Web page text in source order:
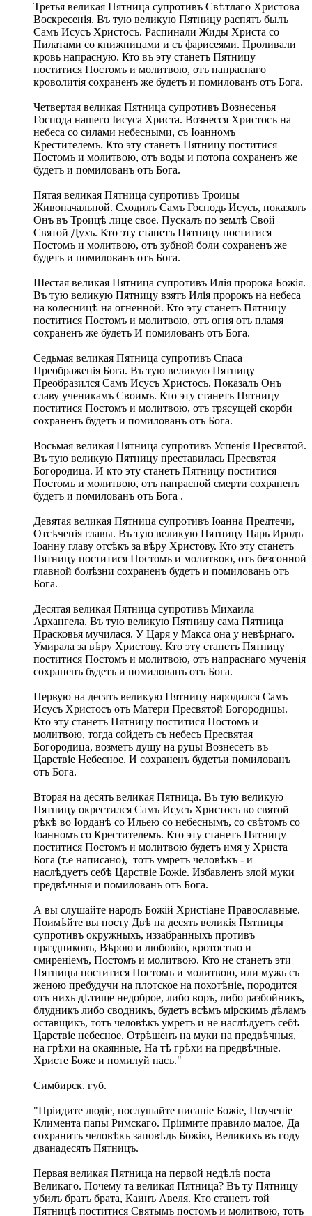
Третья великая Пятница супротивъ Свѣтлаго Христова
Воскресенія. Въ тую великую Пятницу распятъ былъ
Самъ Исусъ Христосъ. Распинали Жиды Христа со
Пилатами со книжницами и съ фарисеями. Проливали
кровь напрасную. Кто въ эту станетъ Пятницу
поститися Постомъ и молитвою, отъ напраснаго
кроволитія сохраненъ же будетъ и помилованъ отъ Бога.
Четвертая великая Пятница супротивъ Вознесенья
Господа нашего Іисуса Христа. Вознесся Христосъ на
небеса со силами небесными, съ Іоанномъ
Крестителемъ. Кто эту станетъ Пятницу поститися
Постомъ и молитвою, отъ воды и потопа сохраненъ же
будетъ и помилованъ отъ Бога.
Пятая великая Пятница супротивъ Троицы
Живоначальной. Сходилъ Самъ Господь Исусъ, показалъ
Онъ въ Троицѣ лице свое. Пускалъ по землѣ Свой
Святой Духъ. Кто эту станетъ Пятницу поститися
Постомъ и молитвою, отъ зубной боли сохраненъ же
будетъ и помилованъ отъ Бога.
Шестая великая Пятница супротивъ Илія пророка Божія.
Въ тую великую Пятницу взятъ Илія пророкъ на небеса
на колесницѣ на огненной. Кто эту станетъ Пятницу
поститися Постомъ и молитвою, отъ огня отъ пламя
сохраненъ же будетъ И помилованъ отъ Бога.
Седьмая великая Пятница супротивъ Спаса
Преображенія Бога. Въ тую великую Пятницу
Преобразился Самъ Исусъ Христосъ. Показалъ Онъ
славу ученикамъ Своимъ. Кто эту станетъ Пятницу
поститися Постомъ и молитвою, отъ трясущей скорби
сохраненъ будетъ и помилованъ отъ Бога.
Восьмая великая Пятница супротивъ Успенія Пресвятой.
Въ тую великую Пятницу преставилась Пресвятая
Богородица. И кто эту станетъ Пятницу поститися
Постомъ и молитвою, отъ напрасной смерти сохраненъ
будетъ и помилованъ отъ Бога .
Девятая великая Пятница супротивъ Іоанна Предтечи,
Отсѣченія главы. Въ тую великую Пятницу Царь Иродъ
Іоанну главу отсѣкъ за вѣру Христову. Кто эту станетъ
Пятницу поститися Постомъ и молитвою, отъ безсонной
главной болѣзни сохраненъ будетъ и помилованъ отъ
Бога.
Десятая великая Пятница супротивъ Михаила
Архангела. Въ тую великую Пятницу сама Пятница
Прасковья мучилася. У Царя у Макса она у невѣрнаго.
Умирала за вѣру Христову. Кто эту станетъ Пятницу
поститися Постомъ и молитвою, отъ напраснаго мученія
сохраненъ будетъ и помилованъ отъ Бога.
Первую на десять великую Пятницу народился Самъ
Исусъ Христосъ отъ Матери Пресвятой Богородицы.
Кто эту станетъ Пятницу поститися Постомъ и
молитвою, тогда сойдетъ съ небесъ Пресвятая
Богородица, возметъ душу на руцы Вознесетъ въ
Царствіе Небесное. И сохраненъ будетъи помилованъ
отъ Бога.
Вторая на десять великая Пятница. Въ тую великую
Пятницу окрестился Самъ Исусъ Христосъ во святой
рѣкѣ во Іорданѣ со Ильею cо небеснымъ, со свѣтомъ со
Іоанномъ со Крестителемъ. Кто эту станетъ Пятницу
поститися Постомъ и молитвою будетъ имя у Христа
Бога (т.е написано), тотъ умретъ человѣкъ - и
наслѣдуетъ себѣ Царствіе Божіе. Избавленъ злой муки
предвѣчныя и помилованъ отъ Бога.
А вы слушайте народъ Божій Христіане Православные.
Пoимѣйте вы посту Двѣ на десять великія Пятницы
супротивъ окружныхъ, иззабранныхъ противъ
праздниковъ, Вѣрою и любовію, кротостью и
смиреніемъ, Постомъ и молитвою. Кто не станетъ эти
Пятницы поститися Постомъ и молитвою, или мужь съ
женою пребудучи на плотское на похотѣніе, породится
отъ нихъ дѣтище недоброе, либо воръ, либо разбойникъ,
блудникъ либо сводникъ, будетъ всѣмъ мірскимъ дѣламъ
оставщикъ, тотъ человѣкъ умретъ и не наслѣдуетъ себѣ
Царствіе небесное. Отрѣшенъ на муки на предвѣчныя,
на грѣхи на окаянные, На тѣ грѣхи на предвѣчные.
Христе Боже и помилуй насъ."
Симбирск. губ.
"Пріидите людіе, послушайте писаніе Божіе, Поученіе
Климента папы Римскаго. Пріимите правило малое, Да
сохранитъ человѣкъ заповѣдь Божію, Великихъ въ году
дванадесять Пятницъ.
Первая великая Пятница на первой недѣлѣ поста
Великаго. Почему та великая Пятница? Въ ту Пятницу
убилъ братъ брата, Каинъ Авеля. Кто станетъ той
Пятницѣ поститися Святымъ постомъ и молитвою, тотъ